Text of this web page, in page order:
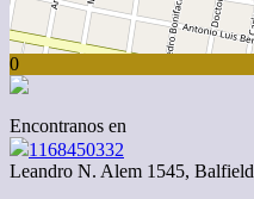
0
Encontranos en
1168450332
Leandro N. Alem 1545, Balfield